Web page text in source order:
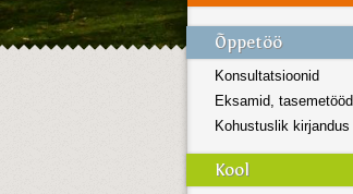
Konsultatsioonid
Eksamid, tasemetööd
Kohustuslik kirjandus